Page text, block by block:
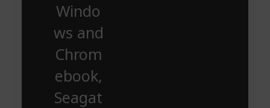
Windo
ws and
Chrom
ebook,
Seagat